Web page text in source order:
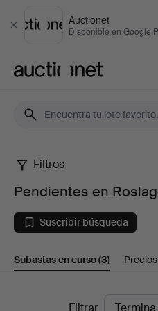
Cerrar
Auctionet
Disponible en Google
Pendientes
en
Roslagens
Auktionsverk
Filtros
Pendientes en
Suscribir búsqueda
Subastas en curso(3)
SubastasFiltrar